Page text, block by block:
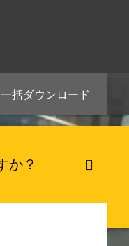
一括ダウンロード